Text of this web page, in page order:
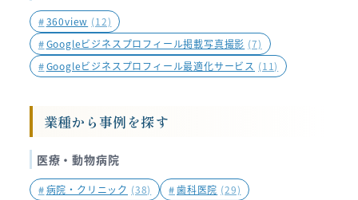
#360view (12)
#Googleビジネスプロフィール掲載写真撮影 (7)
#Googleビジネスプロフィール最適化サービス (11)
業種から事例を探す
医療・動物病院
#病院・クリニック (38) #歯科医院 (29)